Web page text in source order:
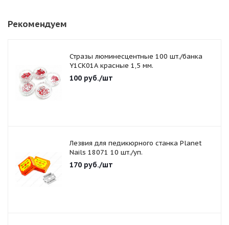
Рекомендуем
Стразы люминесцентные 100 шт./банка
Y1CK01A красные 1,5 мм.
100 руб./шт
Лезвия для педикюрного станка Planet
Nails 18071 10 шт./уп.
170 руб./шт